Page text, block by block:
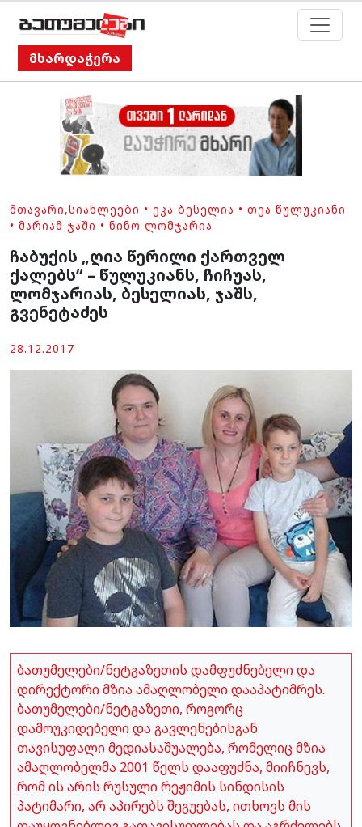
მხარდაჭერა
ᲛᲗᲐᲕᲐᲠᲘ,ᲡᲘᲐᲮᲚᲔᲔᲑᲘ • ᲔᲙᲐ ᲑᲔᲡᲔᲚᲘᲐ • ᲗᲔᲐ ᲬᲣᲚᲣᲙᲘᲐᲜᲘ
• ᲛᲐᲠᲘᲐᲛ ᲯᲐᲨᲘ • ᲜᲘᲜᲝ ᲚᲝᲛᲯᲐᲠᲘᲐ
ჩაბუქის „ღია წერილი ქართველ
ქალებს“ – წულუკიანს, ჩიჩუას,
ლომჯარიას, ბესელიას, ჯაშს,
გვენეტაძეს
28.12.2017
ბათუმელები/ნეტგაზეთის დამფუძნებელი და
დირექტორი მზია ამაღლობელი დააპატიმრეს.
ბათუმელები/ნეტგაზეთი, როგორც
დამოუკიდებელი და გავლენებისგან
თავისუფალი მედიასაშუალება, რომელიც მზია
ამაღლობელმა 2001 წელს დააფუძნა, მიიჩნევს,
რომ ის არის რუსული რეჟიმის სინდისის
პატიმარი, არ აპირებს შეგუებას, ითხოვს მის